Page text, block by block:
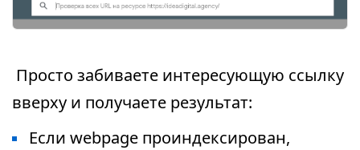
Просто забиваете интересующую ссылку
вверху и получаете результат:
Если webpage проиндексирован,